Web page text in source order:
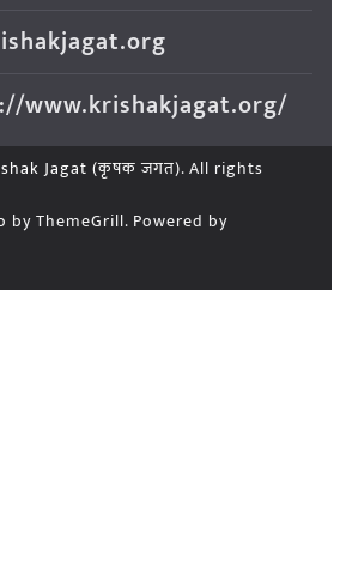
www.krishakjagat.org/
Jagat (कृषक जगत). All rights
by ThemeGrill. Powered by